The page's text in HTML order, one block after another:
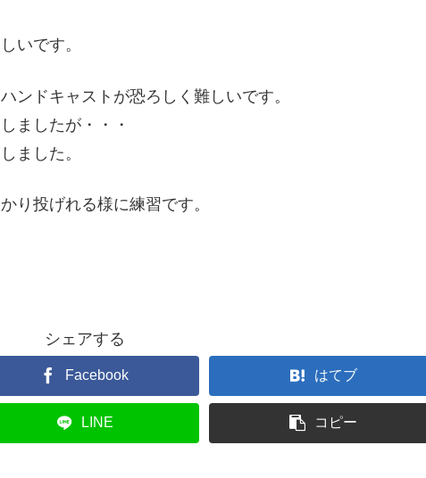
いです。
ンドキャストが恐ろしく難しいです。
ましたが・・・
ました。
り投げれる様に練習です。
シェアする
Facebook はてブ
LINE コピー